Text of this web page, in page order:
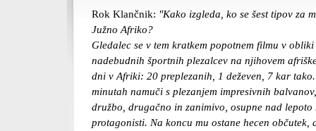
Rok Klančnik: "Kako izgleda, ko se šest tipov za
Južno Afriko?
Gledalec se v tem kratkem popotnem filmu v
nadebudnih športnih plezalcev na njihovem
dni v Afriki: 20 preplezanih, 1 deževen, 7 kar
minutah namuči s plezanjem impresivnih
družbo, drugačno in zanimivo, osupne nad lepoto
protagonisti. Na koncu mu ostane hecen